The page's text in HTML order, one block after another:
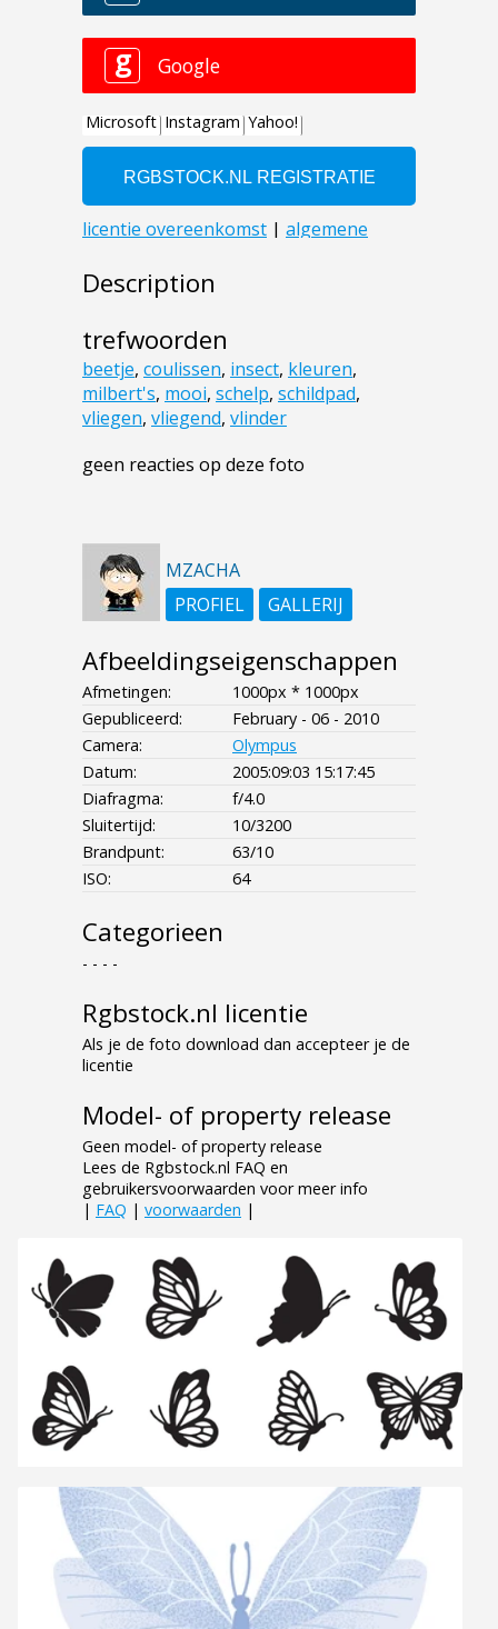
Description
trefwoorden
beetje, coulissen, insect, kleuren,
milbert's, mooi, schelp, schildpad,
vliegen, vliegend, vlinder
geen reacties op deze foto
MZACHA
PROFIEL
GALLERIJ
Afbeeldingseigenschappen
Afmetingen:
1000px * 1000px
Gepubliceerd:
February - 06 - 2010
Camera:
Olympus
Datum:
2005:09:03 15:17:45
Diafragma:
f/4.0
Sluitertijd:
10/3200
Brandpunt:
63/10
ISO:
64
Categorieen
- - - -
Rgbstock.nl licentie
Als je de foto download dan accepteer je de
licentie
Model- of property release
Geen model- of property release
Lees de Rgbstock.nl FAQ en
gebruikersvoorwaarden voor meer info
| FAQ | voorwaarden |